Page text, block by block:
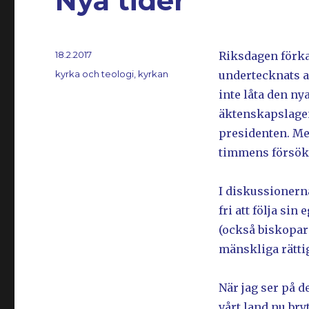
Riksdagen
undertecknats
inte låta den
presidenten.
timmens försök
I
fri att följa sin
(också
mänskliga
När jag ser på
Postat
18.2.2017
Kategorier
kyrka och teologi kyrkan